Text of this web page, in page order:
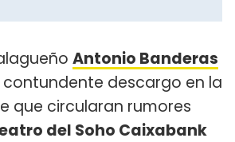
Antonio Banderas
contundente descargo en la
que circularan rumores
del Soho Caixabank